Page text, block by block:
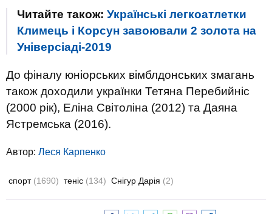
Читайте також: Українські легкоатлетки
Климець і Корсун завоювали 2 золота на
Універсіаді-2019
До фіналу юніорських вімблдонських змагань
також доходили українки Тетяна Перебийніс
(2000 рік), Еліна Світоліна (2012) та Даяна
Ястремська (2016).
Автор: Леся Карпенко
спорт (1690) теніс (134) Снігур Дарія (2)